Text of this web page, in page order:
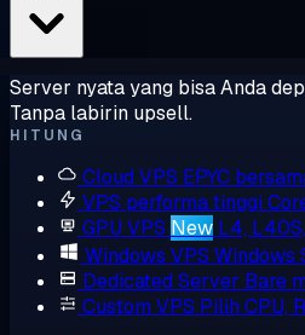
Server nyata yang bisa Anda
Tanpa labirin upsell.
HITUNG
Cloud VPS EPYC
VPS performa tinggi
GPU VPS New L4,
Windows VPS Windows
Dedicated Server Bare
Custom VPS Pilih CPU,